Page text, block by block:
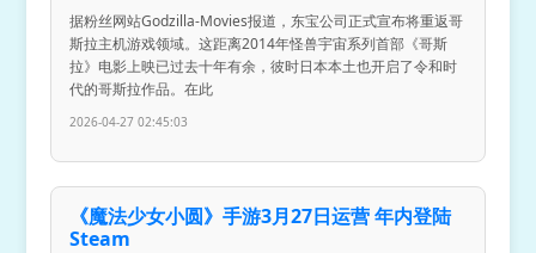
据粉丝网站Godzilla-Movies报道，东宝公司正式宣布将重返哥
斯拉主机游戏领域。这距离2014年怪兽宇宙系列首部《哥斯
拉》电影上映已过去十年有余，彼时日本本土也开启了令和时
代的哥斯拉作品。在此
2026-04-27 02:45:03
《魔法少女小圆》手游3月27日运营 年内登陆
Steam